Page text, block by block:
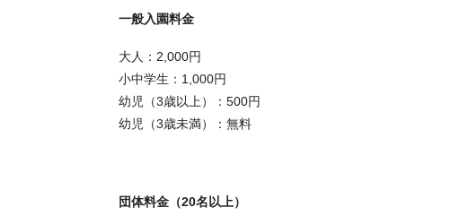
一般入園料金
大人：2,000円
小中学生：1,000円
幼児（3歳以上）：500円
幼児（3歳未満）：無料
団体料金（20名以上）